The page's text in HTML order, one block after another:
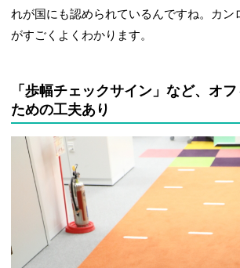
れが国にも認められているんですね。カン
がすごくよくわかります。
「歩幅チェックサイン」など、オ
ための工夫あり